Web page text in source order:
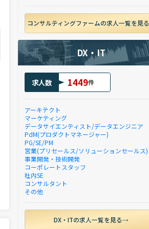
コンサルティングファームの求人一覧を見る
DX・IT
求人数 1449件
アーキテクト
マーケティング
データサイエンティスト/データエンジニア
PdM(プロダクトマネージャー)
PG/SE/PM
営業(プリセールス/ソリューションセールス)
事業開発・技術開発
コーポレートスタッフ
社内SE
コンサルタント
その他
DX・ITの求人一覧を見る